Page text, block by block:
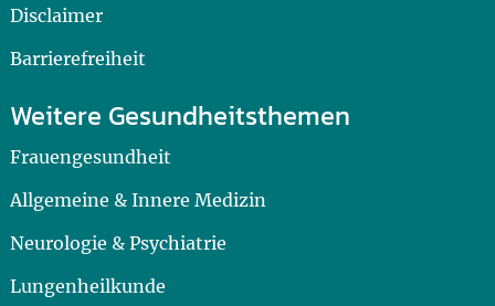
Disclaimer
Barrierefreiheit
Weitere Gesundheitsthemen
Frauengesundheit
Allgemeine & Innere Medizin
Neurologie & Psychiatrie
Lungenheilkunde